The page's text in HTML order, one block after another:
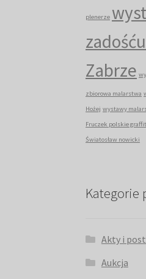
plenerze
Zabrze
zbiorowa malarstwa
Hożej wystawy
Fruczek polskie
Światosław nowicki
Kategorie
Akty i
Aukcja